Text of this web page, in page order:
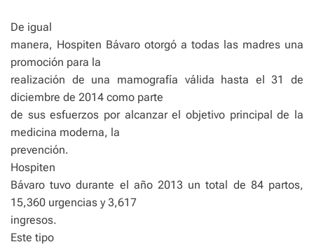
De igual
manera, Hospiten Bávaro otorgó a todas las madres una
promoción para la
realización de una mamografía válida hasta el 31 de
diciembre de 2014 como parte
de sus esfuerzos por alcanzar el objetivo principal de la
medicina moderna, la
prevención.
Hospiten
Bávaro tuvo durante el año 2013 un total de 84 partos,
15,360 urgencias y 3,617
ingresos.
Este tipo